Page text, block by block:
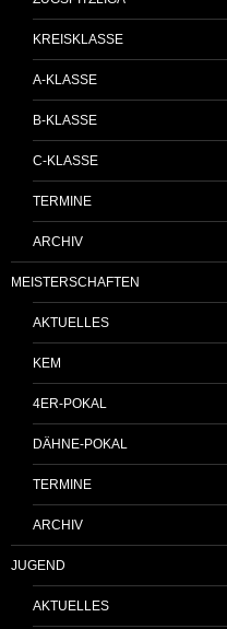
KREISKLASSE
A-KLASSE
B-KLASSE
C-KLASSE
TERMINE
ARCHIV
MEISTERSCHAFTEN
AKTUELLES
KEM
4ER-POKAL
DÄHNE-POKAL
TERMINE
ARCHIV
JUGEND
AKTUELLES